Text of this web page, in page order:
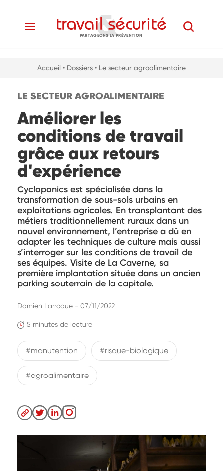
PARTAGEONS LA PRÉVENTION
Accueil • Dossiers • Le secteur agroalimentaire
LE SECTEUR AGROALIMENTAIRE
Améliorer les
conditions de travail
grâce aux retours
d'expérience
Cycloponics est spécialisée dans la
transformation de sous-sols urbains en
exploitations agricoles. En transplantant des
métiers traditionnellement ruraux dans un
nouvel environnement, l’entreprise a dû en
adapter les techniques de culture mais aussi
s’interroger sur les conditions de travail de
ses équipes. Visite de La Caverne, sa
première implantation située dans un ancien
parking souterrain de la capitale.
5 minutes de lecture
Damien Larroque - 07/11/2022
#manutention #risque-biologique
#agroalimentaire